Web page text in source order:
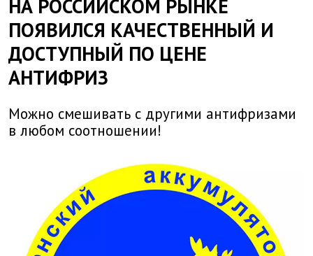
НА РОССИЙСКОМ РЫНКЕ
ПОЯВИЛСЯ КАЧЕСТВЕННЫЙ И
ДОСТУПНЫЙ ПО ЦЕНЕ
АНТИФРИЗ
Можно смешивать с другими антифризами
в любом соотношении!